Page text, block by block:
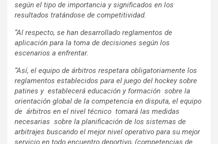
según el tipo de importancia y significados en los
resultados tratándose de competitividad.
“Al respecto, se han desarrollado reglamentos de
aplicación para la toma de decisiones según los
escenarios a enfrentar.
“Así, el equipo de árbitros respetara obligatoriamente los
reglamentos establecidos para el juego del hockey sobre
patines y establecerá educación y formación sobre la
orientación global de la competencia en disputa, el equipo
de árbitros en el nivel técnico tomará las medidas
necesarias sobre la planificación de los sistemas de
arbitrajes buscando el mejor nivel operativo para su mejor
servicio en todo encuentro deportivo, (competencias de